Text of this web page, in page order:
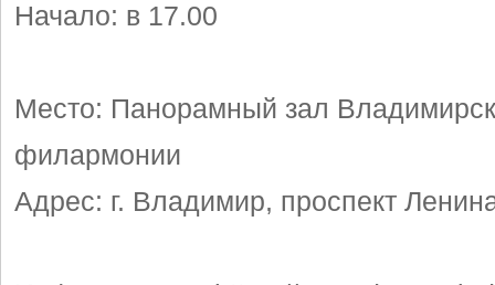
Начало: в 17.00
Место: Панорамный зал
филармонии
Адрес: г. Владимир, проспект